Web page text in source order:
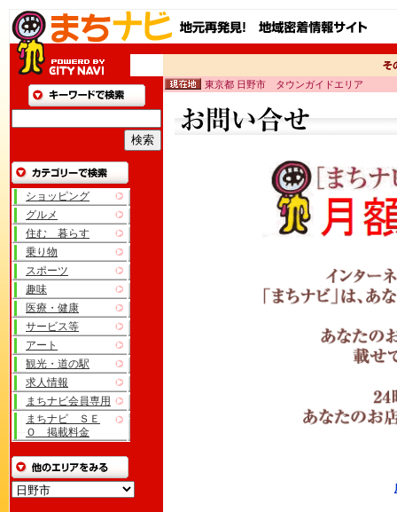
ショッピング
グルメ
住む 暮らす
乗り物
スポーツ
趣味
医療・健康
サービス等
アート
観光・道の駅
求人情報
まちナビ会員専用
まちナビ ＳＥ
Ｏ 掲載料金
東京都 日野市 タウンガイドエリア